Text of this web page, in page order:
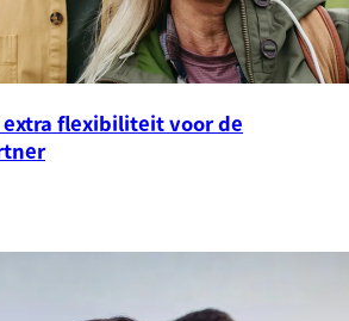
flexibiliteit voor de